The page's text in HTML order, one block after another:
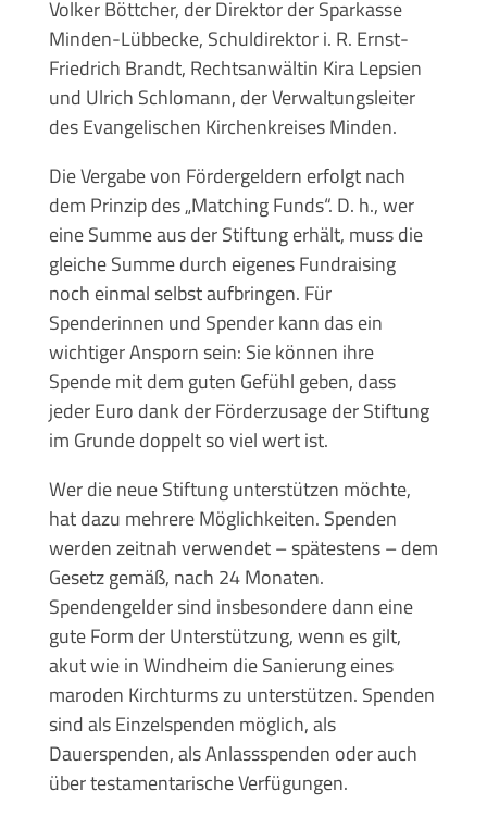
Volker Böttcher, der Direktor der Sparkasse
Minden-Lübbecke, Schuldirektor i. R. Ernst-
Friedrich Brandt, Rechtsanwältin Kira Lepsien
und Ulrich Schlomann, der Verwaltungsleiter
des Evangelischen Kirchenkreises Minden.
Die Vergabe von Fördergeldern erfolgt nach
dem Prinzip des „Matching Funds“. D. h., wer
eine Summe aus der Stiftung erhält, muss die
gleiche Summe durch eigenes Fundraising
noch einmal selbst aufbringen. Für
Spenderinnen und Spender kann das ein
wichtiger Ansporn sein: Sie können ihre
Spende mit dem guten Gefühl geben, dass
jeder Euro dank der Förderzusage der Stiftung
im Grunde doppelt so viel wert ist.
Wer die neue Stiftung unterstützen möchte,
hat dazu mehrere Möglichkeiten. Spenden
werden zeitnah verwendet – spätestens – dem
Gesetz gemäß, nach 24 Monaten.
Spendengelder sind insbesondere dann eine
gute Form der Unterstützung, wenn es gilt,
akut wie in Windheim die Sanierung eines
maroden Kirchturms zu unterstützen. Spenden
sind als Einzelspenden möglich, als
Dauerspenden, als Anlassspenden oder auch
über testamentarische Verfügungen.